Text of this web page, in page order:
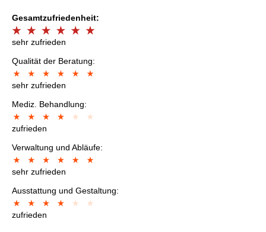
Gesamtzufriedenheit:
sehr zufrieden
Qualität der Beratung:
sehr zufrieden
Mediz. Behandlung:
zufrieden
Verwaltung und Abläufe:
sehr zufrieden
Ausstattung und Gestaltung:
zufrieden